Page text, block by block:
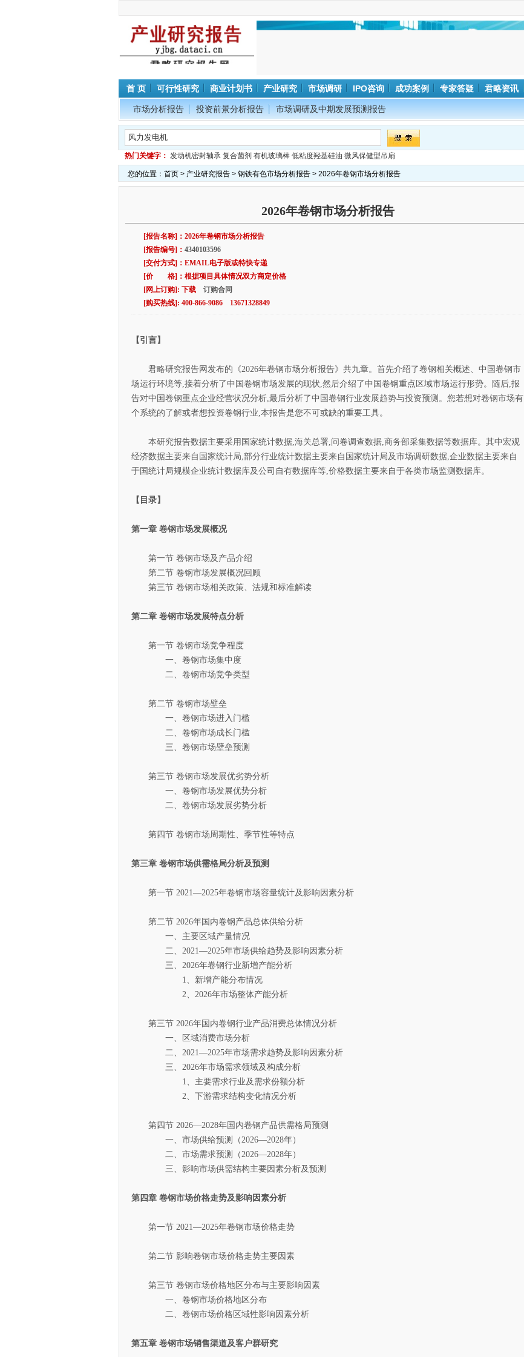
首 页 可行性研究 商业计划书 产业研究 市场调研 IPO咨询 成功案例 专家答疑 君略资讯
市场分析报告 投资前景分析报告 市场调研及中期发展预测报告
热门关键字： 发动机密封轴承 复合菌剂 有机玻璃棒 低粘度羟基硅油 微风保健型吊扇
您的位置： 首页> 产业研究报告> 钢铁有色市场分析报告> 2026年卷钢市场分析报告
2026年卷钢市场分析报告
[报告名称]：2026年卷钢市场分析报告
[报告编号]： 4340103596
[交付方式]：EMAIL电子版或特快专递
[价 格]：根据项目具体情况双方商定价格
[网上订购]: 下载 订购合同
[购买热线]: 400-866-9086 13671328849
【引言】
君略研究报告网发布的《2026年卷钢市场分析报告》共九章。首先介绍了卷钢相关概述、中国卷钢市
场运行环境等,接着分析了中国卷钢市场发展的现状,然后介绍了中国卷钢重点区域市场运行形势。随后,报
告对中国卷钢重点企业经营状况分析,最后分析了中国卷钢行业发展趋势与投资预测。您若想对卷钢市场有
个系统的了解或者想投资卷钢行业,本报告是您不可或缺的重要工具。
本研究报告数据主要采用国家统计数据,海关总署,问卷调查数据,商务部采集数据等数据库。其中宏观
经济数据主要来自国家统计局,部分行业统计数据主要来自国家统计局及市场调研数据,企业数据主要来自
于国统计局规模企业统计数据库及公司自有数据库等,价格数据主要来自于各类市场监测数据库。
【目录】
第一章 卷钢市场发展概况
第一节 卷钢市场及产品介绍
第二节 卷钢市场发展概况回顾
第三节 卷钢市场相关政策、法规和标准解读
第二章 卷钢市场发展特点分析
第一节 卷钢市场竞争程度
一、卷钢市场集中度
二、卷钢市场竞争类型
第二节 卷钢市场壁垒
一、卷钢市场进入门槛
二、卷钢市场成长门槛
三、卷钢市场壁垒预测
第三节 卷钢市场发展优劣势分析
一、卷钢市场发展优势分析
二、卷钢市场发展劣势分析
第四节 卷钢市场周期性、季节性等特点
第三章 卷钢市场供需格局分析及预测
第一节 2021—2025年卷钢市场容量统计及影响因素分析
第二节 2026年国内卷钢产品总体供给分析
一、主要区域产量情况
二、2021—2025年市场供给趋势及影响因素分析
三、2026年卷钢行业新增产能分析
1、新增产能分布情况
2、2026年市场整体产能分析
第三节 2026年国内卷钢行业产品消费总体情况分析
一、区域消费市场分析
二、2021—2025年市场需求趋势及影响因素分析
三、2026年市场需求领域及构成分析
1、主要需求行业及需求份额分析
2、下游需求结构变化情况分析
第四节 2026—2028年国内卷钢产品供需格局预测
一、市场供给预测（2026—2028年）
二、市场需求预测（2026—2028年）
三、影响市场供需结构主要因素分析及预测
第四章 卷钢市场价格走势及影响因素分析
第一节 2021—2025年卷钢市场价格走势
第二节 影响卷钢市场价格走势主要因素
第三节 卷钢市场价格地区分布与主要影响因素
一、卷钢市场价格地区分布
二、卷钢市场价格区域性影响因素分析
第五章 卷钢市场销售渠道及客户群研究